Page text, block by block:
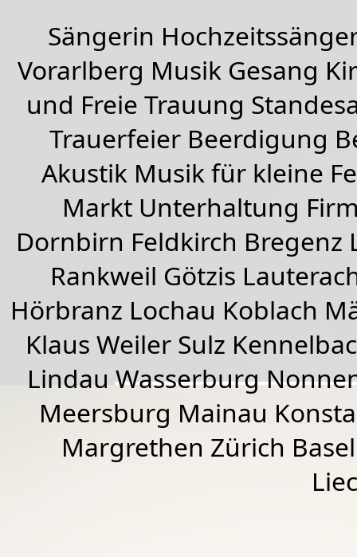
Sängerin
Vorarlberg Musik Gesang
und Freie Trauung
Trauerfeier Beerdigung
Akustik Musik für kleine
Markt Unterhaltung
Dornbirn Feldkirch Bregenz
Rankweil Götzis
Hörbranz Lochau Koblach
Klaus Weiler Sulz
Lindau Wasserburg
Meersburg Mainau
Margrethen Zürich